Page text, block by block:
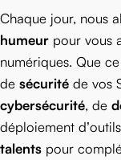
Chaque jour, nous
humeur pour vous
numériques. Que
de sécurité de vos
cybersécurité, de
déploiement d’outils
talents pour